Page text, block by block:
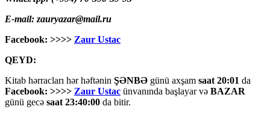
E-mail: zauryazar@mail.ru
Facebook: >>>> Zaur Ustac
QEYD:
Kitab hərracları hər həftənin ŞƏNBƏ günü axşam saat 20:01 da
Facebook: >>>> Zaur Ustac ünvanında başlayar və BAZAR
günü gecə saat 23:40:00 da bitir.